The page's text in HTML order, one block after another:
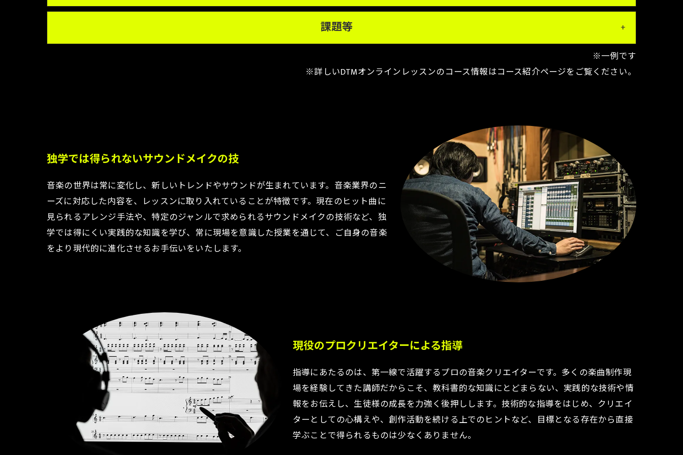
課題等
※一例です
※詳しいDTMオンラインレッスンのコース情報はコース紹介ページをご覧ください。
独学では得られないサウンドメイクの技
音楽の世界は常に変化し、新しいトレンドやサウンドが生まれています。音楽業界のニ
ーズに対応した内容を、レッスンに取り入れていることが特徴です。現在のヒット曲に
見られるアレンジ手法や、特定のジャンルで求められるサウンドメイクの技術など、独
学では得にくい実践的な知識を学び、常に現場を意識した授業を通じて、ご自身の音楽
をより現代的に進化させるお手伝いをいたします。
現役のプロクリエイターによる指導
指導にあたるのは、第一線で活躍するプロの音楽クリエイターです。多くの楽曲制作現
場を経験してきた講師だからこそ、教科書的な知識にとどまらない、実践的な技術や情
報をお伝えし、生徒様の成長を力強く後押しします。技術的な指導をはじめ、クリエイ
ターとしての心構えや、創作活動を続ける上でのヒントなど、目標となる存在から直接
学ぶことで得られるものは少なくありません。